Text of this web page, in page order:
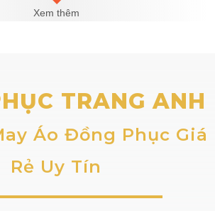
Xem thêm
TRANG ANH
Áo Đồng Phục Giá
Rẻ Uy Tín